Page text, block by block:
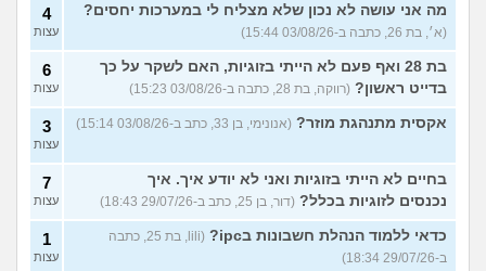
מה אני עושה לא נכון שלא מצליח לי במערכות יחסים?
(א׳, בת 26, כתבה ב-03/08/26 15:44)
4
עצות
בת 28 ואף פעם לא הייתי בזוגיות, האם לשקר על כך
בדייט ראשון? (רווקה, בת 28, כתבה ב-03/08/26 15:23)
6
עצות
אקסית מתנהגת מוזר? (אנונימי, בן 33, כתב ב-03/08/26 15:14) 3
עצות
בחיים לא הייתי בזוגיות ואני לא יודע איך. איך
נכנסים לזוגיות בכלל? (דור, בן 25, כתב ב-29/07/26 18:43)
7
עצות
כדאי ללמוד הנהלת חשבונות בipc?
(lili, בת 25, כתבה
ב-29/07/26 18:34)
1
עצות